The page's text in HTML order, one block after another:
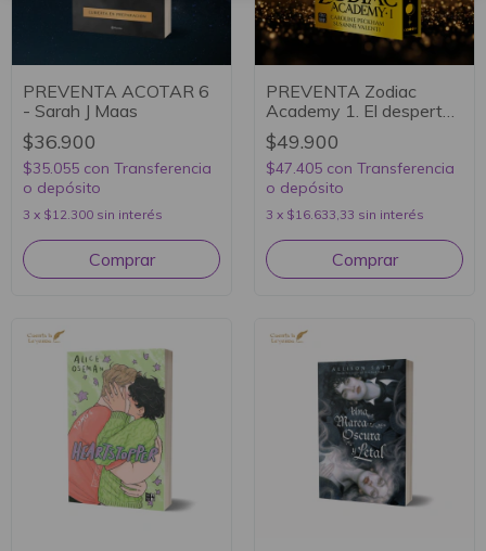
PREVENTA ACOTAR 6
- Sarah J Maas
$36.900
$35.055 con Transferencia
o depósito
3 x $12.300 sin interés
PREVENTA Zodiac
Academy 1. El despertar
(Ed especial) - Caroline
Peckham y Susanne
Valenti
$49.900
$47.405 con Transferencia
o depósito
3 x $16.633,33 sin interés